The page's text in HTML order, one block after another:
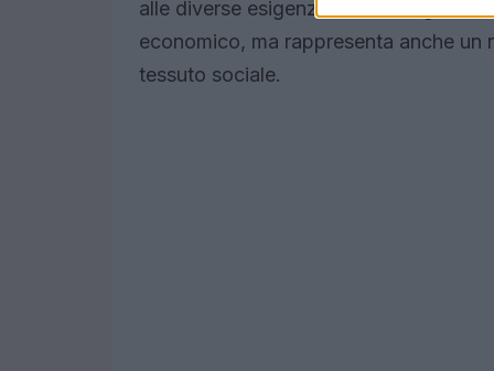
alle diverse esigenze delle famiglie
economico, ma rappresenta anche
tessuto sociale.